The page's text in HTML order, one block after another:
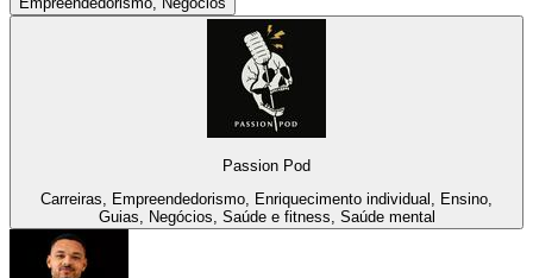
Passion Pod
Carreiras, Empreendedorismo, Enriquecimento individual, Ensino,
Guias, Negócios, Saúde e fitness, Saúde mental